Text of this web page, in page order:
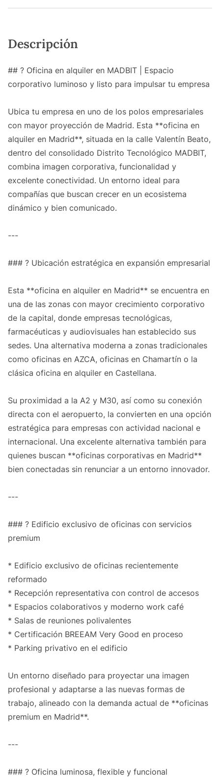
Descripción
## ? Oficina en alquiler en MADBIT | Espacio
corporativo luminoso y listo para impulsar tu empresa
Ubica tu empresa en uno de los polos empresariales
con mayor proyección de Madrid. Esta **oficina en
alquiler en Madrid**, situada en la calle Valentín Beato,
dentro del consolidado Distrito Tecnológico MADBIT,
combina imagen corporativa, funcionalidad y
excelente conectividad. Un entorno ideal para
compañías que buscan crecer en un ecosistema
dinámico y bien comunicado.
---
### ? Ubicación estratégica en expansión empresarial
Esta **oficina en alquiler en Madrid** se encuentra en
una de las zonas con mayor crecimiento corporativo
de la capital, donde empresas tecnológicas,
farmacéuticas y audiovisuales han establecido sus
sedes. Una alternativa moderna a zonas tradicionales
como oficinas en AZCA, oficinas en Chamartín o la
clásica oficina en alquiler en Castellana.
Su proximidad a la A2 y M30, así como su conexión
directa con el aeropuerto, la convierten en una opción
estratégica para empresas con actividad nacional e
internacional. Una excelente alternativa también para
quienes buscan **oficinas corporativas en Madrid**
bien conectadas sin renunciar a un entorno innovador.
---
### ? Edificio exclusivo de oficinas con servicios
premium
* Edificio exclusivo de oficinas recientemente
reformado
* Recepción representativa con control de accesos
* Espacios colaborativos y moderno work café
* Salas de reuniones polivalentes
* Certificación BREEAM Very Good en proceso
* Parking privativo en el edificio
Un entorno diseñado para proyectar una imagen
profesional y adaptarse a las nuevas formas de
trabajo, alineado con la demanda actual de **oficinas
premium en Madrid**.
---
### ? Oficina luminosa, flexible y funcional